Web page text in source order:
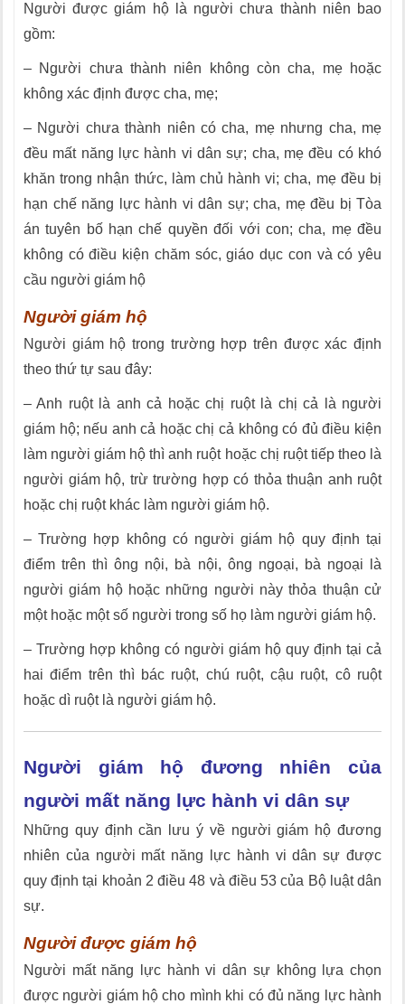
Người được giám hộ là người chưa thành niên bao
gồm:
– Người chưa thành niên không còn cha, mẹ hoặc
không xác định được cha, mẹ;
– Người chưa thành niên có cha, mẹ nhưng cha, mẹ
đều mất năng lực hành vi dân sự; cha, mẹ đều có khó
khăn trong nhận thức, làm chủ hành vi; cha, mẹ đều bị
hạn chế năng lực hành vi dân sự; cha, mẹ đều bị Tòa
án tuyên bố hạn chế quyền đối với con; cha, mẹ đều
không có điều kiện chăm sóc, giáo dục con và có yêu
cầu người giám hộ
Người giám hộ
Người giám hộ trong trường hợp trên được xác định
theo thứ tự sau đây:
– Anh ruột là anh cả hoặc chị ruột là chị cả là người
giám hộ; nếu anh cả hoặc chị cả không có đủ điều kiện
làm người giám hộ thì anh ruột hoặc chị ruột tiếp theo là
người giám hộ, trừ trường hợp có thỏa thuận anh ruột
hoặc chị ruột khác làm người giám hộ.
– Trường hợp không có người giám hộ quy định tại
điểm trên thì ông nội, bà nội, ông ngoại, bà ngoại là
người giám hộ hoặc những người này thỏa thuận cử
một hoặc một số người trong số họ làm người giám hộ.
– Trường hợp không có người giám hộ quy định tại cả
hai điểm trên thì bác ruột, chú ruột, cậu ruột, cô ruột
hoặc dì ruột là người giám hộ.
Người giám hộ đương nhiên của
người mất năng lực hành vi dân sự
Những quy định cần lưu ý về người giám hộ đương
nhiên của người mất năng lực hành vi dân sự được
quy định tại khoản 2 điều 48 và điều 53 của Bộ luật dân
sự.
Người được giám hộ
Người mất năng lực hành vi dân sự không lựa chọn
được người giám hộ cho mình khi có đủ năng lực hành